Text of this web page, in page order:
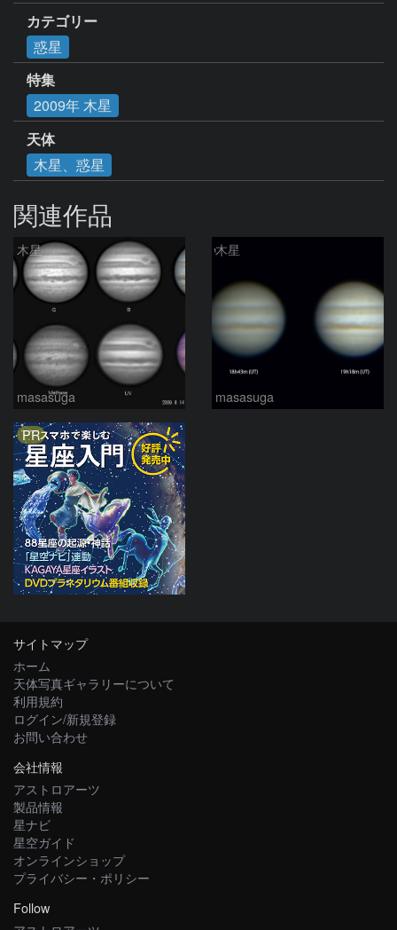
カテゴリー
惑星
特集
2009年 木星
天体
木星、惑星
関連作品
木星
masasuga
木星
masasuga
PR
サイトマップ
ホーム
天体写真ギャラリーについて
利用規約
ログイン/新規登録
お問い合わせ
会社情報
アストロアーツ
製品情報
星ナビ
星空ガイド
オンラインショップ
プライバシー・ポリシー
Follow